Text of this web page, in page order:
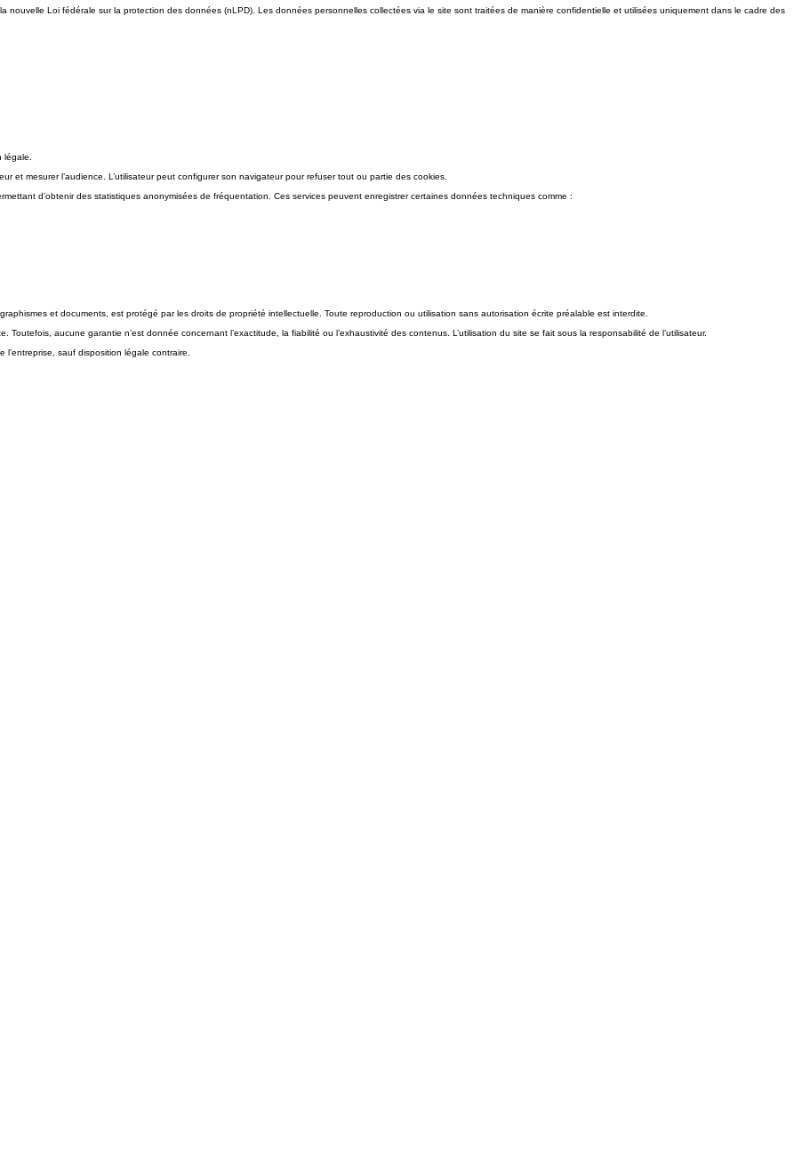
Loi fédérale sur la protection des données (nLPD). Les données personnelles collectées via le site sont traitées de manière confidentielle et utilisées uniquement dans le cadre des
légale.
et mesurer l’audience. L’utilisateur peut configurer son navigateur pour refuser tout ou partie des cookies.
d’obtenir des statistiques anonymisées de fréquentation. Ces services peuvent enregistrer certaines données techniques comme :
et documents, est protégé par les droits de propriété intellectuelle. Toute reproduction ou utilisation sans autorisation écrite préalable est interdite.
aucune garantie n’est donnée concernant l’exactitude, la fiabilité ou l’exhaustivité des contenus. L’utilisation du site se fait sous la responsabilité de l’utilisateur.